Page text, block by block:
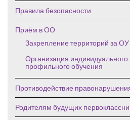
Правила безопасности
Приём в ОО
Закрепление территорий за ОУ
Организация индивидуального
профильного обучения
Противодействие
Родителям будущих